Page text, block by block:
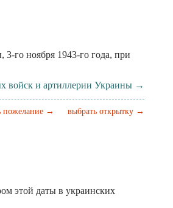
го ноября 1943-го года, при
войск и артиллерии Украины →
выбрать открытку →
пожелание →
этой даты в украинских